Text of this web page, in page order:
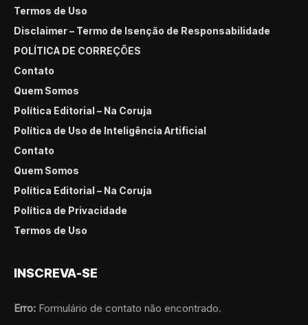
Termos de Uso
Disclaimer – Termo de Isenção de Responsabilidade
POLÍTICA DE CORREÇÕES
Contato
Quem Somos
Política Editorial – Na Coruja
Política de Uso de Inteligência Artificial
Contato
Quem Somos
Política Editorial – Na Coruja
Política de Privacidade
Termos de Uso
INSCREVA-SE
Erro: Formulário de contato não encontrado.